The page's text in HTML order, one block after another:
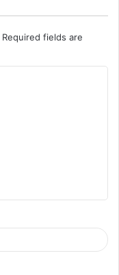
Required fields are